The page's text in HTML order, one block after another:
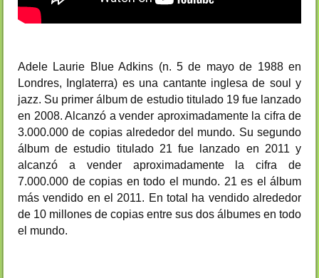
Adele Laurie Blue Adkins (n. 5 de mayo de 1988 en
Londres, Inglaterra) es una cantante inglesa de soul y
jazz. Su primer álbum de estudio titulado 19 fue lanzado
en 2008. Alcanzó a vender aproximadamente la cifra de
3.000.000 de copias alrededor del mundo. Su segundo
álbum de estudio titulado 21 fue lanzado en 2011 y
alcanzó a vender aproximadamente la cifra de
7.000.000 de copias en todo el mundo. 21 es el álbum
más vendido en el 2011. En total ha vendido alrededor
de 10 millones de copias entre sus dos álbumes en todo
el mundo.